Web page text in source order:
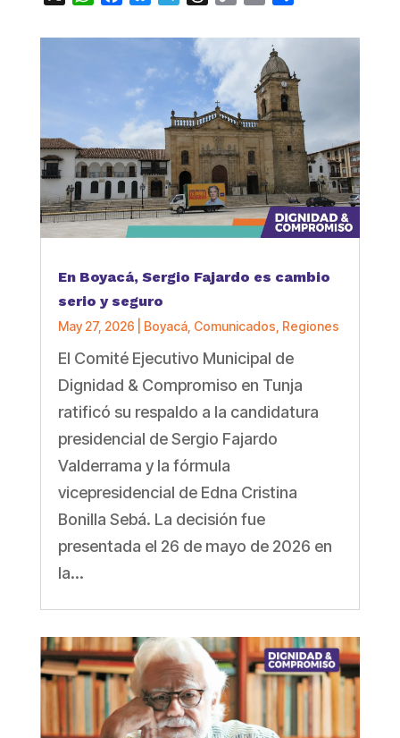
En Boyacá, Sergio Fajardo es cambio
serio y seguro
May 27, 2026 Boyacá, Comunicados Regiones
El Comité Ejecutivo Municipal de
Dignidad & Compromiso en Tunja
ratificó su respaldo a la candidatura
presidencial de Sergio Fajardo
Valderrama y la fórmula
vicepresidencial de Edna Cristina
Bonilla Sebá. La decisión fue
presentada el 26 de mayo de 2026 en
la...